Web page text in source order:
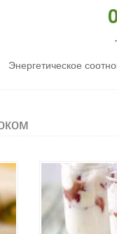
Энергетическое